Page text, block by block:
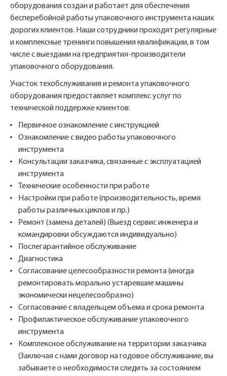
оборудования создан и работает для обеспечения
бесперебойной работы упаковочного инструмента наших
дорогих клиентов. Наши сотрудники проходят регулярные
и комплексные тренинги повышения квалификации, в том
числе с выездами на предприятия-производители
упаковочного оборудования.
Участок техобслуживания и ремонта упаковочного
оборудования предоставляет комплекс услуг по
технической поддержке клиентов:
Первичное ознакомление с инструкцией
Ознакомление с видео работы упаковочного
инструмента
Консультации заказчика, связанные с эксплуатацией
инструмента
Технические особенности при работе
Настройки при работе (производительность, время
работы различных циклов и пр.)
Ремонт (замена деталей) (Выезд сервис инженера и
командировки обсуждаются индивидуально)
Послегарантийное обслуживание
Диагностика
Согласование целесообразности ремонта (иногда
ремонтировать морально устаревшие машины
экономически нецелесообразно)
Согласование с владельцем объема и срока ремонта
Профилактическое обслуживание упаковочного
инструмента
Комплексное обслуживание на территории заказчика
(Заключая с нами договор на годовое обслуживание, вы
забываете о необходимости следить за состоянием
Ваша заявка будет обработана
нами в ближайшее время
Ваш заказ будет обработан нами в
ближайшее время
регистрации отправлена на указанный
вами почтовый адрес. Перейдите по
ссылке подтверждения в течении 3
дней.
Имя*
Телефон*
Отправить
Нажимая на кнопку «Отправить» вы
автоматически соглашаетесь с
конфиденциальности»
Заполните форму обратной связи, и наши
менеджеры перезвонят вам в ближайшее
время.
Имя*
Телефон*
Отправить
Нажимая на кнопку «Отправить» вы
автоматически соглашаетесь с
конфиденциальности»